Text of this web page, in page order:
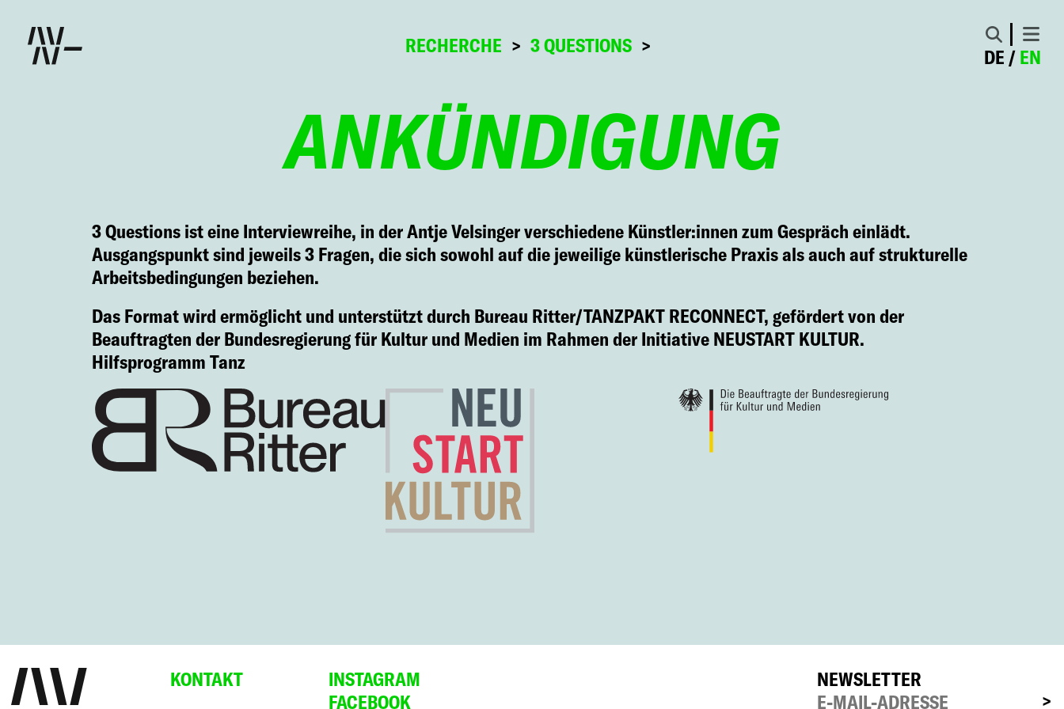
RECHERCHE 3 QUESTIONS DE EN
ANKÜNDIGUNG
3 Questions ist eine Interviewreihe, in der Antje Velsinger verschiedene Künstler:innen zum Gespräch einlädt.
Ausgangspunkt sind jeweils 3 Fragen, die sich sowohl auf die jeweilige künstlerische Praxis als auch auf strukturelle
Arbeitsbedingungen beziehen.
Das Format wird ermöglicht und unterstützt durch Bureau Ritter/TANZPAKT RECONNECT, gefördert von der
Beauftragten der Bundesregierung für Kultur und Medien im Rahmen der Initiative NEUSTART KULTUR.
Hilfsprogramm Tanz
KONTAKT
INSTAGRAM
FACEBOOK
NEWSLETTER